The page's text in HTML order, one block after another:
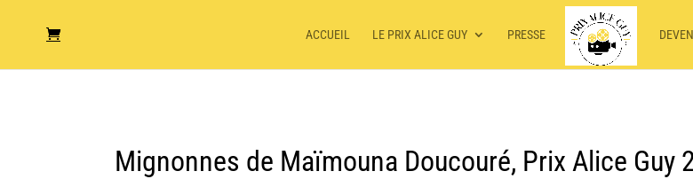
ACCUEIL LE PRIX ALICE GUY PRESSE
Mignonnes de Maïmouna Doucouré, Prix Alice Guy